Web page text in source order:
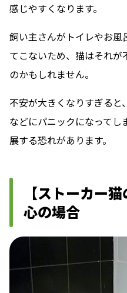
感じやすくなります。
飼い主さんがトイレやお風
てこないため、猫はそれが
のかもしれません。
不安が大きくなりすぎると
などにパニックになってし
展する恐れがあります。
【ストーカー
心の場合